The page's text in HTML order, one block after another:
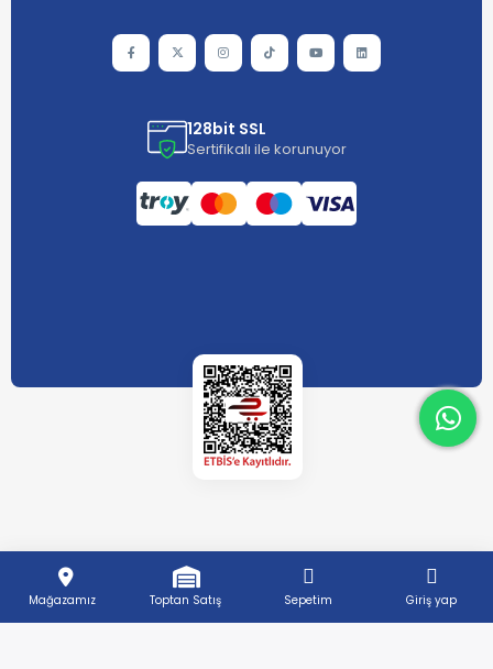
Mağazamız Toptan Satış Sepetim Giriş yap
128bit SSL
Sertifikalı ile korunuyor